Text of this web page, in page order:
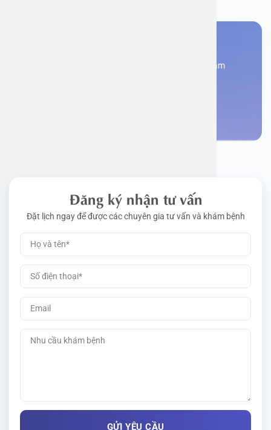
Đăng kí ngay để được các chuyên gia tư vấn và khám
Đăng ký nhận tư vấn
Đặt lịch ngay để được các chuyên gia tư vấn và khám bệnh